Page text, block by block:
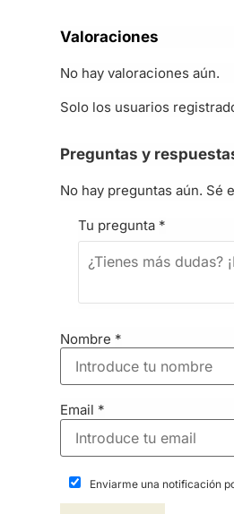
Valoraciones
No hay valoraciones aún.
Solo los usuarios
Preguntas y
No hay preguntas aún. Sé
Tu pregunta *
Nombre *
Email *
Enviarme una notificación